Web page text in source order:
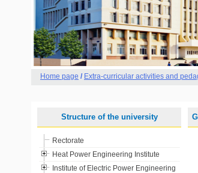
Home page / Extra-curricular activities and
Structure of the university
Rectorate
Heat Power Engineering Institute
Institute of Electric Power Engineering